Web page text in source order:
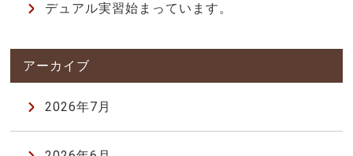
デュアル実習始まっています。
2026年7月